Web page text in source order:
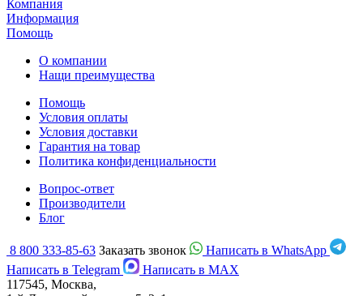
Компания
Информация
Помощь
О компании
Нащи преимущества
Помощь
Условия оплаты
Условия доставки
Гарантия на товар
Политика конфиденциальности
Вопрос-ответ
Производители
Блог
8 800 333-85-63 Заказать звонок
Написать в WhatsApp
Написать в Telegram
Написать в MAX
117545, Москва,